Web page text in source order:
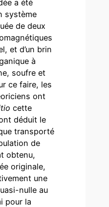
a été
système
de deux
et d’un brin
à
soufre et
ce faire, les
ont
cette
déduit le
transporté
de
obtenu,
originale,
une
nulle au
pour la